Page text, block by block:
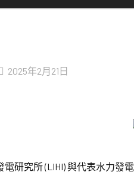
2025年2月21日
電研究所 (LIHI) 與代表水力發